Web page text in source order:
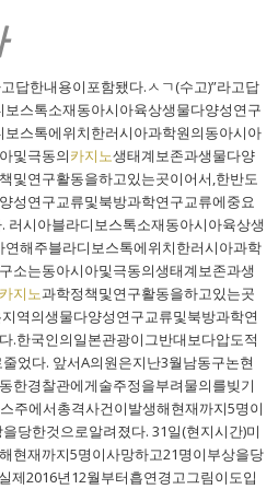
답한내용이포함됐다.ㅅㄱ(수고)”라고답
스톡소재동아시아육상생물다양성연구
스톡에위치한러시아과학원의동아시아
및극동의카지노생태계보존과생물다양
및연구활동을하고있는곳이어서,한반도
성연구교류및북방과학연구교류에중요
러시아블라디보스톡소재동아시아육상생
해주블라디보스톡에위치한러시아과학
소는동아시아및극동의생태계보존과생
카지노과학정책및연구활동을하고있는곳
역의생물다양성연구교류및북방과학연
.한국인의일본관광이그반대보다압도적
었다. 앞서A의원은지난3월남동구논현
한경찰관에게술주정을부려물의를빚기
주에서총격사건이발생해현재까지5명이
당한것으로알려졌다. 31일(현지시간)미
현재까지5명이사망하고21명이부상을당
제2016년12월부터흡연경고그림이도입